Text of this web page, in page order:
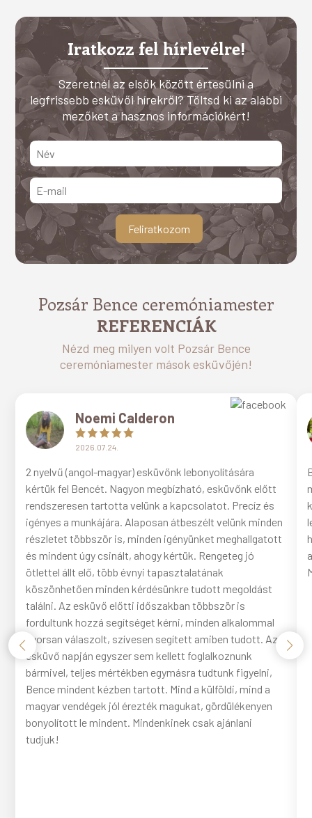
Iratkozz fel hírlevélre!
Szeretnél az elsők között értesülni a
legfrissebb esküvői hírekről? Töltsd ki az alábbi
mezőket a hasznos információkért!
Pozsár Bence ceremóniamester
REFERENCIÁK
Nézd meg milyen volt Pozsár Bence
ceremóniamester mások esküvőjén!
Noemi Calderon
2026.07.24.
2 nyelvű (angol-magyar) esküvőnk lebonyolítására
kértük fel Bencét. Nagyon megbízható, esküvőnk előtt
rendszeresen tartotta velünk a kapcsolatot. Precíz és
igényes a munkájára. Alaposan átbeszélt velünk minden
részletet többször is, minden igényünket meghallgatott
és mindent úgy csinált, ahogy kértük. Rengeteg jó
ötlettel állt elő, több évnyi tapasztalatának
köszönhetően minden kérdésünkre tudott megoldást
találni. Az esküvő előtti időszakban többször is
fordultunk hozzá segítséget kérni, minden alkalommal
gyorsan válaszolt, szívesen segített amiben tudott. Az
esküvő napján egyszer sem kellett foglalkoznunk
bármivel, teljes mértékben egymásra tudtunk figyelni,
Bence mindent kézben tartott. Mind a külföldi, mind a
magyar vendégek jól érezték magukat, gördülékenyen
bonyolított le mindent. Mindenkinek csak ajánlani
tudjuk!